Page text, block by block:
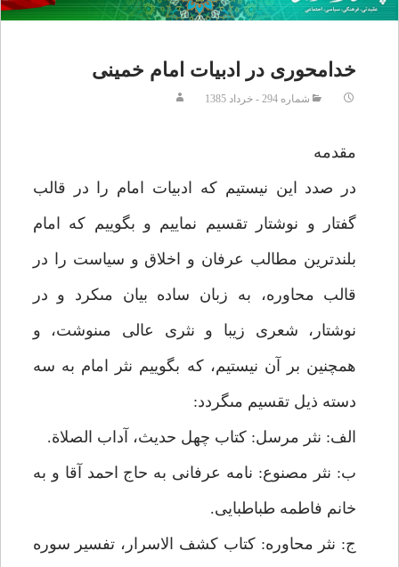
خدامحورى در ادبيات امام خمينى
شماره 294 - خرداد 1385
مقدمه‏
در صدد اين نيستيم كه ادبيات امام را در قالب
گفتار و نوشتار تقسيم نماييم و بگوييم كه امام
بلندترين مطالب عرفان و اخلاق و سياست را در
قالب محاوره، به زبان ساده بيان مى‏كرد و در
نوشتار، شعرى زيبا و نثرى عالى مى‏نوشت، و
همچنين بر آن نيستيم، كه بگوييم نثر امام به سه
دسته ذيل تقسيم مى‏گردد:
الف: نثر مرسل: كتاب چهل حديث، آداب الصلاة.
ب: نثر مصنوع: نامه عرفانى به حاج احمد آقا و به
خانم فاطمه طباطبايى.
ج: نثر محاوره: كتاب كشف الاسرار، تفسير سوره